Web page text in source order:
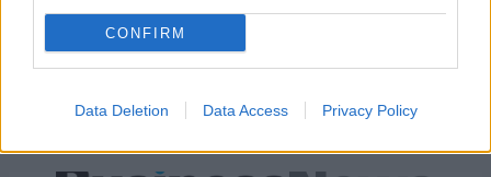
CONFIRM
Data Deletion Data Access Privacy Policy
Το FIAT 500 Hybrid τώρα από
Ατρόμητος και Novibet
συνεργασίας τους μέχρι το